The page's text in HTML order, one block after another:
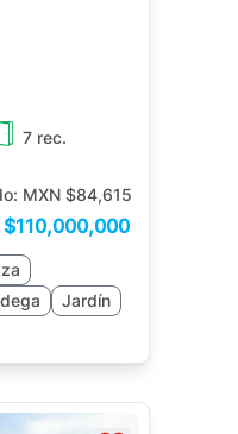
7 rec.
MXN $84,615
$110,000,000
Jardín